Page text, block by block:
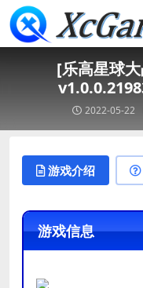
[乐高星球
2022-05-22
游戏介绍
游戏信息